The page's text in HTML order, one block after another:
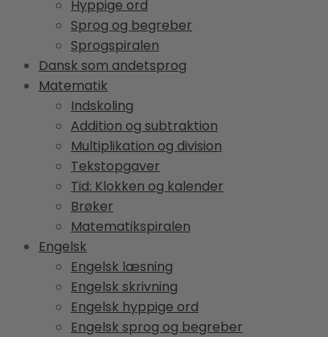
Hyppige ord
Sprog og begreber
Sprogspiralen
Dansk som andetsprog
Matematik
Indskoling
Addition og subtraktion
Multiplikation og division
Tekstopgaver
Tid: Klokken og kalender
Brøker
Matematikspiralen
Engelsk
Engelsk læsning
Engelsk skrivning
Engelsk hyppige ord
Engelsk sprog og begreber